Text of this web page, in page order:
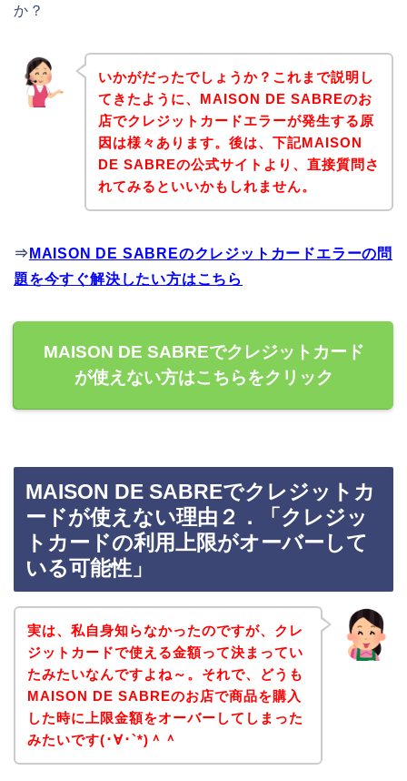
か？
いかがだったでしょうか？これまで説明し
てきたように、MAISON DE SABREのお
店でクレジットカードエラーが発生する原
因は様々あります。後は、下記MAISON
DE SABREの公式サイトより、直接質問さ
れてみるといいかもしれません。
⇒ MAISON DE SABREのクレジットカードエラーの問
題を今すぐ解決したい方はこちら
MAISON DE SABREでクレジットカード
が使えない方はこちらをクリック
MAISON DE SABREでクレジットカ
ードが使えない理由２．「クレジッ
トカードの利用上限がオーバーして
いる可能性」
実は、私自身知らなかったのですが、クレ
ジットカードで使える金額って決まってい
たみたいなんですよね～。それで、どうも
MAISON DE SABREのお店で商品を購入
した時に上限金額をオーバーしてしまった
みたいです(･∀･`*)＾＾